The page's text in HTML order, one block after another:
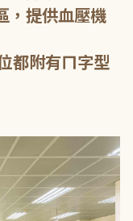
，提供血壓機
都附有ㄇ字型